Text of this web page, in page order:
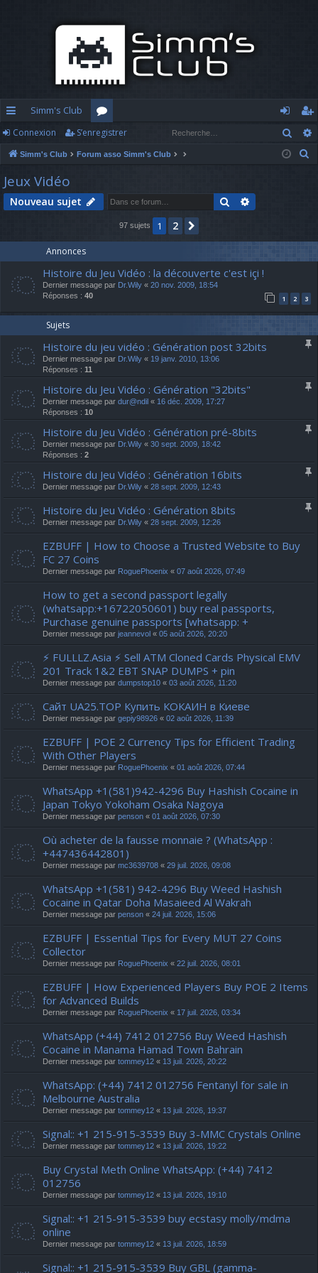
cc
ès
ra
pi
Simm's Club
or
u
o
n
’e
nr
Connexion S’enregistrer
Simm's Club Forum asso Simm's Club
h
r
Jeux Vidéo
Nouveau sujet Rechercher
97 sujets 1 2
Annonces
Histoire du Jeu Vidéo : la découverte c'est içi !
Dernier message par Dr.Wily « 20 nov. 2009, 18:54
Réponses : 40 1 2 3
Sujets
Histoire du jeu vidéo : Génération post 32bits
Dernier message par Dr.Wily « 19 janv. 2010, 13:06
Réponses : 11
Histoire du Jeu Vidéo : Génération "32bits"
Dernier message par dur@ndil « 16 déc. 2009, 17:27
Réponses : 10
Histoire du Jeu Vidéo : Génération pré-8bits
Dernier message par Dr.Wily « 30 sept. 2009, 18:42
Réponses : 2
Histoire du Jeu Vidéo : Génération 16bits
Dernier message par Dr.Wily « 28 sept. 2009, 12:43
Histoire du Jeu Vidéo : Génération 8bits
Dernier message par Dr.Wily « 28 sept. 2009, 12:26
EZBUFF | How to Choose a Trusted Website to Buy
FC 27 Coins
Dernier message par RoguePhoenix « 07 août 2026, 07:49
How to get a second passport legally
(whatsapp:+16722050601) buy real passports,
Purchase genuine passports [whatsapp: +
Dernier message par jeannevol « 05 août 2026, 20:20
⚡ FULLLZ.Asia ⚡ Sell ATM Cloned Cards Physical EMV
201 Track 1&2 EBT SNAP DUMPS + pin
Dernier message par dumpstop10 « 03 août 2026, 11:20
Сайт UA25.TOP Купить КОКАИН в Киеве
Dernier message par gepiy98926 « 02 août 2026, 11:39
EZBUFF | POE 2 Currency Tips for Efficient Trading
With Other Players
Dernier message par RoguePhoenix « 01 août 2026, 07:44
WhatsApp +1(581)942-4296 Buy Hashish Cocaine in
Japan Tokyo Yokoham Osaka Nagoya
Dernier message par penson « 01 août 2026, 07:30
Où acheter de la fausse monnaie ? (WhatsApp :
+447436442801)
Dernier message par mc3639708 « 29 juil. 2026, 09:08
WhatsApp +1(581) 942-4296 Buy Weed Hashish
Cocaine in Qatar Doha Masaieed Al Wakrah
Dernier message par penson « 24 juil. 2026, 15:06
EZBUFF | Essential Tips for Every MUT 27 Coins
Collector
Dernier message par RoguePhoenix « 22 juil. 2026, 08:01
EZBUFF | How Experienced Players Buy POE 2 Items
for Advanced Builds
Dernier message par RoguePhoenix « 17 juil. 2026, 03:34
WhatsApp (+44) 7412 012756 Buy Weed Hashish
Cocaine in Manama Hamad Town Bahrain
Dernier message par tommey12 « 13 juil. 2026, 20:22
WhatsApp: (+44) 7412 012756 Fentanyl for sale in
Melbourne Australia
Dernier message par tommey12 « 13 juil. 2026, 19:37
Signal:: +1 215-915-3539 Buy 3-MMC Crystals Online
Dernier message par tommey12 « 13 juil. 2026, 19:22
Buy Crystal Meth Online WhatsApp: (+44) 7412
012756
Dernier message par tommey12 « 13 juil. 2026, 19:10
Signal:: +1 215-915-3539 buy ecstasy molly/mdma
online
Dernier message par tommey12 « 13 juil. 2026, 18:59
Signal:: +1 215-915-3539 Buy GBL (gamma-